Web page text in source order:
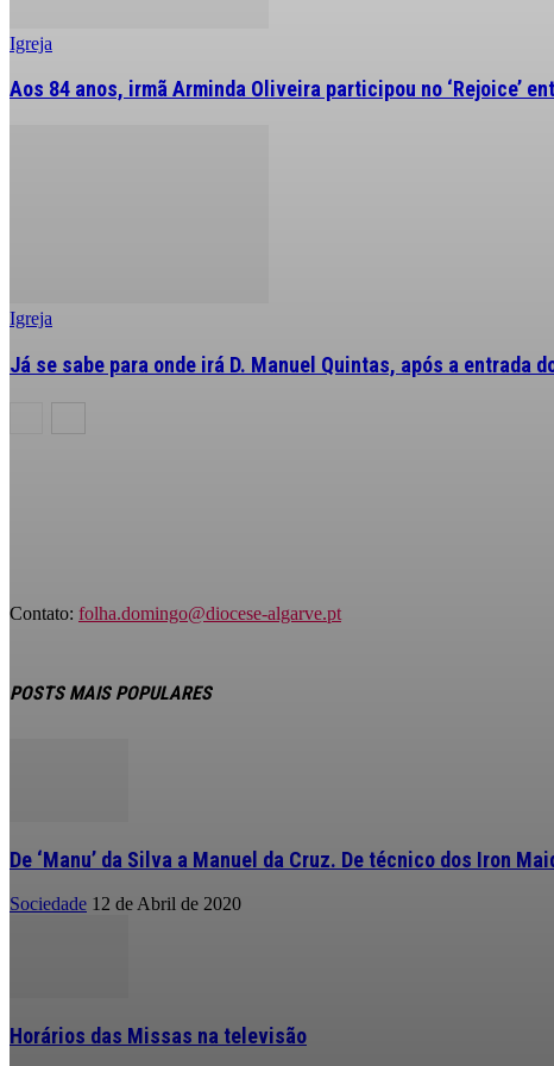
Igreja
Aos 84 anos, irmã Arminda Oliveira participou no ‘Rejoice’
Igreja
Já se sabe para onde irá D. Manuel Quintas, após a entrada
Contato: folha.domingo@diocese-algarve.pt
POSTS MAIS POPULARES
De ‘Manu’ da Silva a Manuel da Cruz. De técnico dos Iron
Sociedade 12 de Abril de 2020
Horários das Missas na televisão